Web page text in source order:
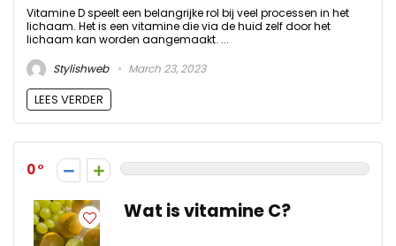
Vitamine D speelt een belangrijke rol bij veel processen in het
lichaam. Het is een vitamine die via de huid zelf door het
lichaam kan worden aangemaakt. ...
Stylishweb
March 23, 2023
LEES VERDER
0
Wat is vitamine C?